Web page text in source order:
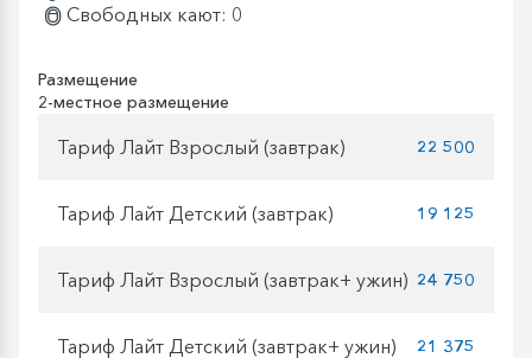
Свободных кают: 0
Размещение
2-местное размещение
Тариф Лайт Взрослый (завтрак) 22 500
Тариф Лайт Детский (завтрак) 19 125
Тариф Лайт Взрослый (завтрак+ ужин) 24 750
Тариф Лайт Детский (завтрак+ ужин) 21 375